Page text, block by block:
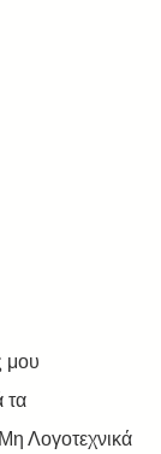
μου
τα
Λογοτεχνικά